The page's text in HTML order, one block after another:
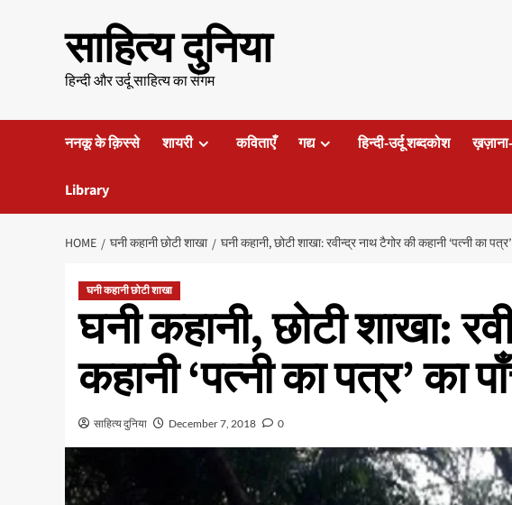
साहित्य दुनिया
हिन्दी और उर्दू साहित्य का संगम
ननकू के क़िस्से शायरी कविताएँ गद्य हिन्दी-उर्दू शब्दकोश
Library
HOME घनी कहानी छोटी शाखा घनी कहानी, छोटी शाखा: रवीन्द्र नाथ टैगोर की कहानी ‘पत्नी का
घनी कहानी छोटी शाखा
घनी कहानी, छोटी शाखा:
कहानी ‘पत्नी का पत्र’ का
साहित्य दुनिया December 7, 2018 0